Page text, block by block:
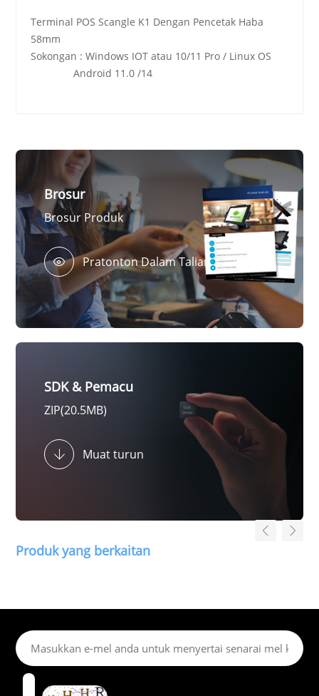
Terminal POS Scangle K1 Dengan Pencetak Haba
58mm
Sokongan : Windows IOT atau 10/11 Pro / Linux OS
Android 11.0 /14
Brosur
Brosur Produk
Pratonton Dalam Talian
SDK & Pemacu
ZIP(20.5MB)
Muat turun
Produk yang berkaitan